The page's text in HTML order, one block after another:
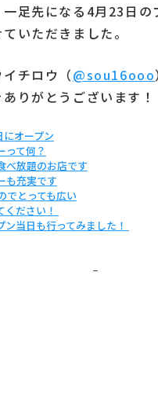
足先になる4月23日の
いただきました。
チロウ（@sou16ooo
りがとうございます！
にオープン
って何？
べ放題のお店です
も充実です
でとっても広い
ください！
ン当日も行ってみました！